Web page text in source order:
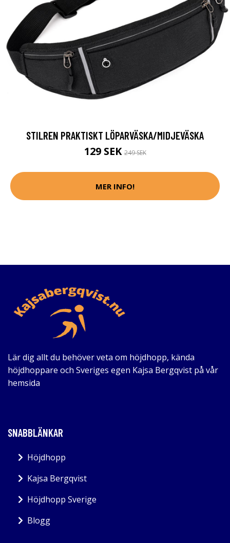
STILREN PRAKTISKT LÖPARVÄSKA/MIDJEVÄSKA
129 SEK249 SEK
MER INFO!
Lär dig allt du behöver veta om höjdhopp, kända
höjdhoppare och Sveriges egen Kajsa Bergqvist på vår
hemsida
SNABBLÄNKAR
Höjdhopp
Kajsa Bergqvist
Höjdhopp Sverige
Blogg